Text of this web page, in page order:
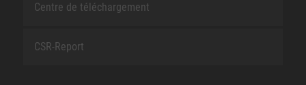
Centre de téléchargement
CSR-Report